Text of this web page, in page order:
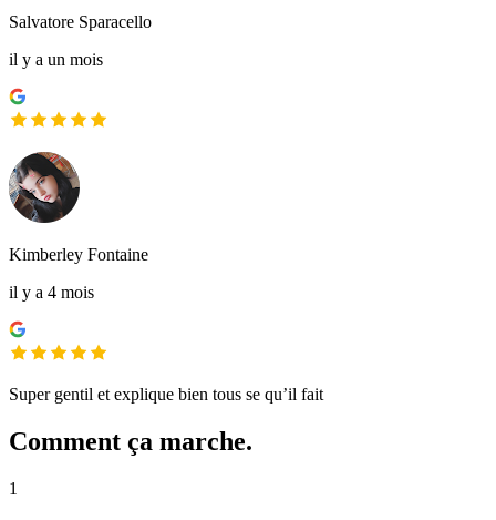
Salvatore Sparacello
il y a un mois
Kimberley Fontaine
il y a 4 mois
Super gentil et explique bien tous se qu’il fait
Comment ça marche.
1